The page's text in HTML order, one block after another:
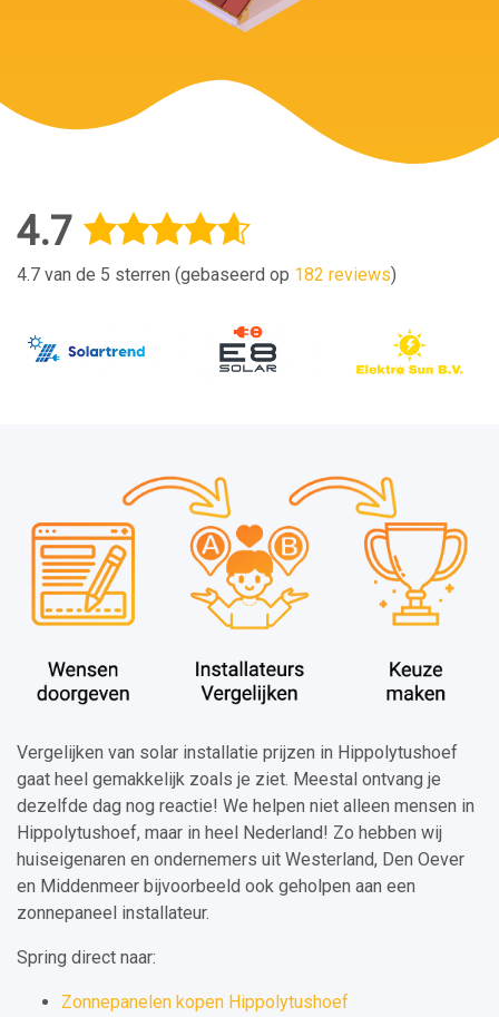
4.7
4.7 van de 5 sterren (gebaseerd op 182 reviews)
Vergelijken van solar installatie prijzen in Hippolytushoef
gaat heel gemakkelijk zoals je ziet. Meestal ontvang je
dezelfde dag nog reactie! We helpen niet alleen mensen in
Hippolytushoef, maar in heel Nederland! Zo hebben wij
huiseigenaren en ondernemers uit Westerland, Den Oever
en Middenmeer bijvoorbeeld ook geholpen aan een
zonnepaneel installateur.
Spring direct naar:
Zonnepanelen kopen Hippolytushoef